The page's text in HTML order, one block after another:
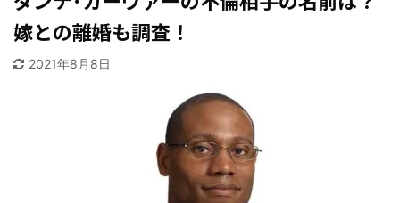
嫁との離婚も調査！
2021年8月8日